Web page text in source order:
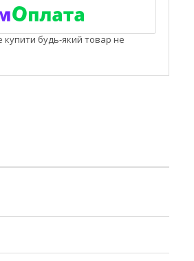
купити будь-який товар не